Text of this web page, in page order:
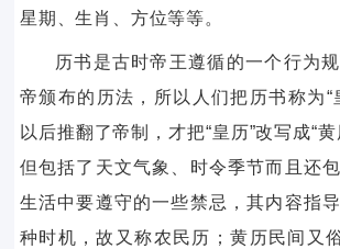
星期、生肖、方位等等。
历书是古时帝王遵循的一个行为
帝颁布的历法，所以人们把历书称为“
以后推翻了帝制，才把“皇历”改写成“
但包括了天文气象、时令季节而且还
生活中要遵守的一些禁忌，其内容指
种时机，故又称农民历；黄历民间又